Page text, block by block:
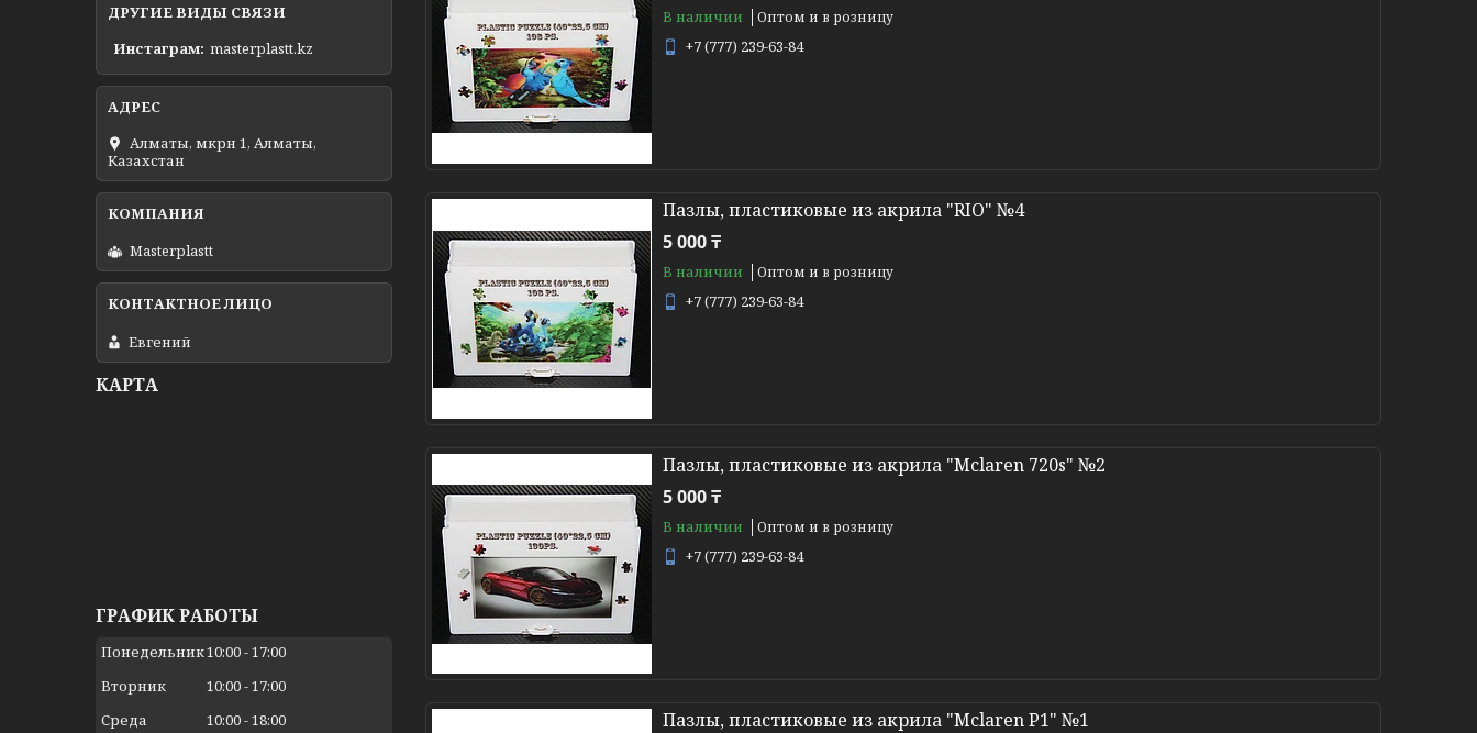
В наличии Оптом и в розницу
+7 (777) 239-63-84
Пазлы, пластиковые из акрила "RIO" №4
5 000 ₸
В наличии Оптом и в розницу
+7 (777) 239-63-84
Пазлы, пластиковые из акрила "Mclaren 720s" №2
5 000 ₸
В наличии Оптом и в розницу
+7 (777) 239-63-84
Пазлы, пластиковые из акрила "Mclaren P1" №1
ДРУГИЕ ВИДЫ СВЯЗИ
Инстаграм masterplastt.kz
Алматы, мкрн 1, Алматы,
Казахстан
Masterplastt
Евгений
КАРТА
ГРАФИК РАБОТЫ
Понедельник10:00 17:00
Вторник
10:00 17:00
Среда
10:00 18:00